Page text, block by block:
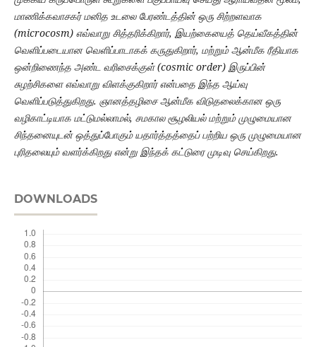
மாணிக்கவாசகர் மனித உடலை பேரண்டத்தின் ஒரு சிற்றளவாக
(microcosm) எவ்வாறு சித்தரிக்கிறார், இயற்கையைத் தெய்வீகத்தின்
வெளிப்படையான வெளிப்பாடாகக் கருதுகிறார், மற்றும் ஆன்மீக ரீதியாக
ஒன்றிணைந்த அண்ட வரிசைக்குள் (cosmic order) இருப்பின்
சுழற்சிகளை எவ்வாறு விளக்குகிறார் என்பதை இந்த ஆய்வு
வெளிப்படுத்துகிறது. ஞானத்தழிசை ஆன்மீக விடுதலைக்கான ஒரு
வழிகாட்டியாக மட்டுமல்லாமல், சமகால சூழலியல் மற்றும் முழுமையான
சிந்தனையுடன் ஒத்துப்போகும் யதார்த்தத்தைப் பற்றிய ஒரு முழுமையான
புரிதலையும் வளர்க்கிறது என்று இந்தக் கட்டுரை முடிவு செய்கிறது.
DOWNLOADS